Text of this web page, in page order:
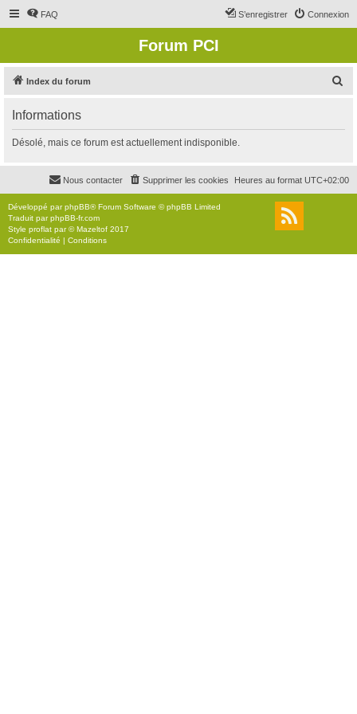
FAQ Connexion
S’enregistrer
Forum PCI
Index du forum
r
c
r
Informations
Désolé, mais ce forum est actuellement indisponible.
Heures au format UTC+02:00
Supprimer les cookies
Nous contacter
Développé parphpBB® Forum Software © phpBB Limited
Traduit parphpBB-fr.com
Style proflat par ©Mazeltof 2017
Confidentialité | Conditions